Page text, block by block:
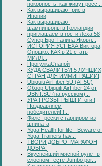
покорность: как живут росс...
Как выращивают рис в
Японии
Как выращивают
шампиньоны в Голландии
приглашаем в гости Леха 58
Супер Бро! Галина Яковл...
ИСТОРИЯ УСПЕХА Виктора
Оношко. КАК в 21 стать
МИЛЛ...
ПрогулкаСпапой
КУДА СВАЛИТЬ?! 5 ЛУЧШИХ
СТРАН ДЛЯ ИММИГРАЦИИ!
Ubiquiti AirFiber 5U (AF5U)
Обзор Ubiquiti AirFiber 24 от
UBNT.SU (на русском)...
УРА ! РОЗЫГРЫШ! Итоги !
Поздравляем
победителей!!!...
Филе трески с гарниром из
шпината
Yoga Health for life - Beware of
Yoga Trainers hav...
ТВОРИ ДОБРО! МАРАФОН
ДОБРА!
Вкуснейший мясной рулет в
слоёном тесте Jumbo por...